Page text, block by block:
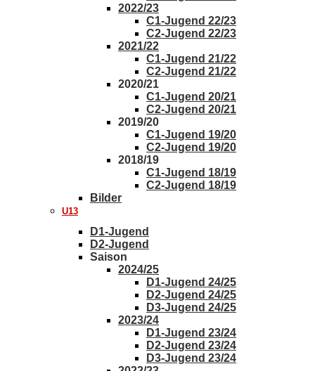
2022/23
C1-Jugend 22/23
C2-Jugend 22/23
2021/22
C1-Jugend 21/22
C2-Jugend 21/22
2020/21
C1-Jugend 20/21
C2-Jugend 20/21
2019/20
C1-Jugend 19/20
C2-Jugend 19/20
2018/19
C1-Jugend 18/19
C2-Jugend 18/19
Bilder
U13
D1-Jugend
D2-Jugend
Saison
2024/25
D1-Jugend 24/25
D2-Jugend 24/25
D3-Jugend 24/25
2023/24
D1-Jugend 23/24
D2-Jugend 23/24
D3-Jugend 23/24